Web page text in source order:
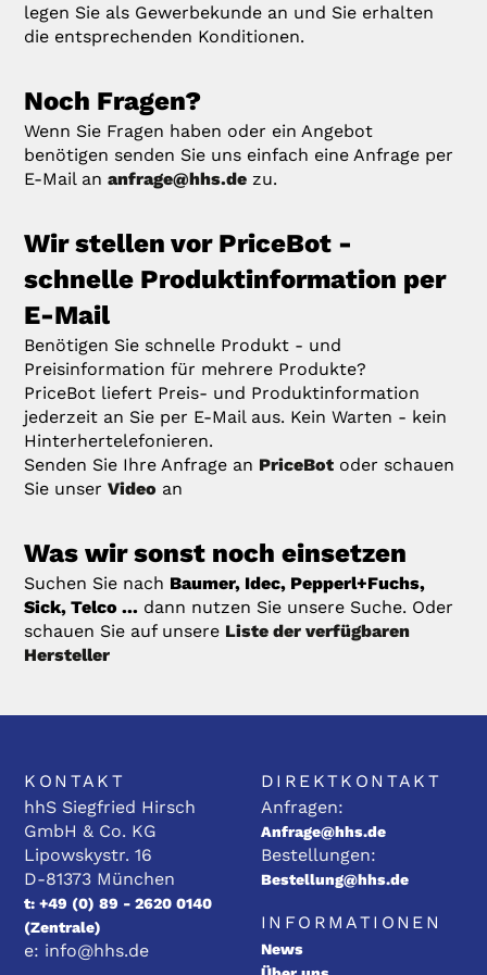
legen Sie als Gewerbekunde an und Sie erhalten
die entsprechenden Konditionen.
Noch Fragen?
Wenn Sie Fragen haben oder ein Angebot
benötigen senden Sie uns einfach eine Anfrage per
E-Mail ananfrage@hhs.de zu.
Wir stellen vor PriceBot -
schnelle Produktinformation per
E-Mail
Benötigen Sie schnelle Produkt - und
Preisinformation für mehrere Produkte?
PriceBot liefert Preis- und Produktinformation
jederzeit an Sie per E-Mail aus. Kein Warten - kein
Hinterhertelefonieren.
Senden Sie Ihre Anfrage an PriceBot oder schauen
Sie unserVideo an
Was wir sonst noch einsetzen
Suchen Sie nach Baumer, Idec, Pepperl+Fuchs,
Sick, Telco ... dann nutzen Sie unsere Suche. Oder
schauen Sie auf unsere Liste der verfügbaren
Hersteller
KONTAKT
hhS Siegfried Hirsch
GmbH & Co. KG
Lipowskystr. 16
D-81373 München
t: +49 (0) 89 - 2620 0140
(Zentrale)
e: info@hhs.de
DIREKTKONTAKT
Anfragen:
Anfrage@hhs.de
Bestellungen:
Bestellung@hhs.de
INFORMATIONEN
News